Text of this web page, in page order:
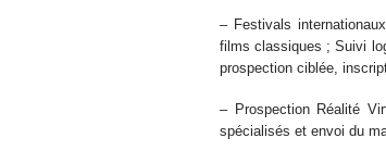
– Festivals
films classiques ; Suivi
prospection ciblée,
– Prospection Réalité
spécialisés et envoi du